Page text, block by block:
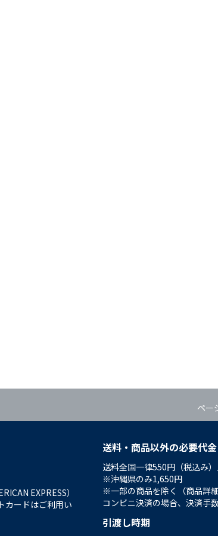
ペー
EXPRESS）
カードはご利用い
送料・商品以外の必要代金
送料全国一律550円（税込み
※沖縄県のみ1,650円
※一部の商品を除く（商品詳細
コンビニ決済の場合、決済手
引渡し時期